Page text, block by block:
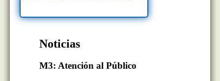
Noticias
M3: Atención al Público